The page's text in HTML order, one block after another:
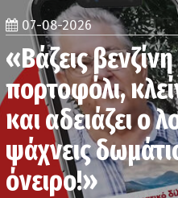
07-08-2026
«Βάζεις
πορτοφόλι,
και αδειάζει ο
ψάχνεις
όνειρο!»